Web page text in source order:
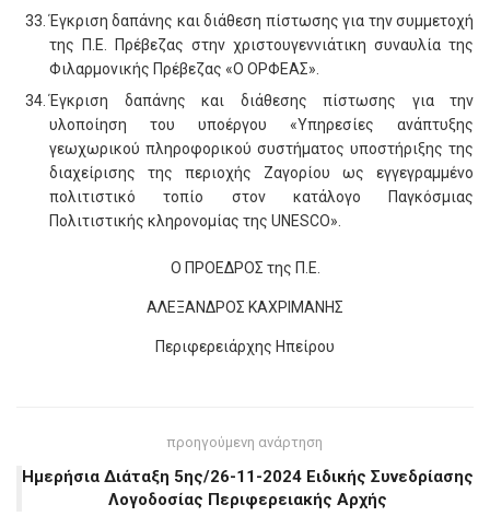
Έγκριση δαπάνης και διάθεση πίστωσης για την συμμετοχή
της Π.Ε. Πρέβεζας στην χριστουγεννιάτικη συναυλία της
Φιλαρμονικής Πρέβεζας «Ο ΟΡΦΕΑΣ».
Έγκριση δαπάνης και διάθεσης πίστωσης για την
υλοποίηση του υποέργου «Υπηρεσίες ανάπτυξης
γεωχωρικού πληροφορικού συστήματος υποστήριξης της
διαχείρισης της περιοχής Ζαγορίου ως εγγεγραμμένο
πολιτιστικό τοπίο στον κατάλογο Παγκόσμιας
Πολιτιστικής κληρονομίας της UNESCO».
Ο ΠΡΟΕΔΡΟΣ της Π.Ε.
ΑΛΕΞΑΝΔΡΟΣ ΚΑΧΡΙΜΑΝΗΣ
Περιφερειάρχης Ηπείρου
προηγούμενη ανάρτηση
Ημερήσια Διάταξη 5ης/26-11-2024 Ειδικής Συνεδρίασης
Λογοδοσίας Περιφερειακής Αρχής